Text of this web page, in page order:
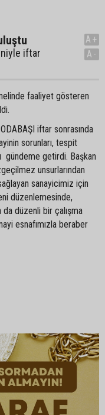
iftar
A+
A-
faaliyet gösteren
iftar sonrasında
sorunları, tespit
gündeme getirdi. Başkan
unsurlarından
sanayicimiz için
düzenlemesinde,
da düzenli bir çalışma
esnafımızla beraber